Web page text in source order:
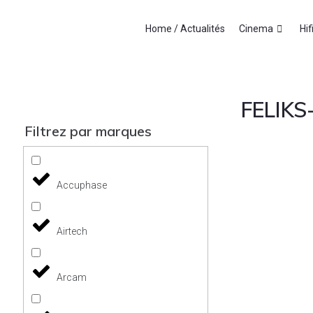
Home / Actualités Cinema Hifi
Filtrez par marques
Accuphase
Airtech
Arcam